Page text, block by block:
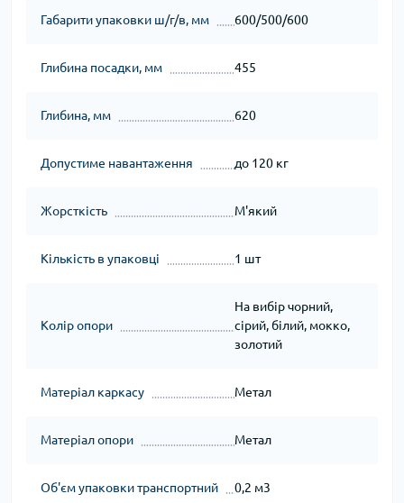
Габарити упаковки ш/г/в, мм 600/500/600
Глибина посадки, мм 455
Глибина, мм 620
Допустиме навантаження до 120 кг
Жорсткість М'який
Кількість в упаковці 1 шт
Колір опори
На вибір чорний,
сірий, білий, мокко,
золотий
Матеріал каркасу Метал
Матеріал опори Метал
Об'єм упаковки транспортний 0,2 м3